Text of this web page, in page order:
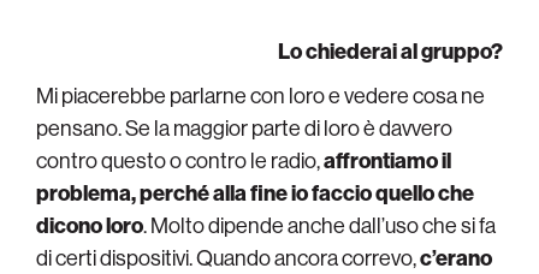
Lo chiederai al gruppo?
Mi piacerebbe parlarne con loro e vedere cosa ne
pensano. Se la maggior parte di loro è davvero
contro questo o contro le radio,affrontiamo il
problema, perché alla fine io faccio quello che
dicono loro. Molto dipende anche dall’uso che si fa
di certi dispositivi. Quando ancora correvo,c’erano